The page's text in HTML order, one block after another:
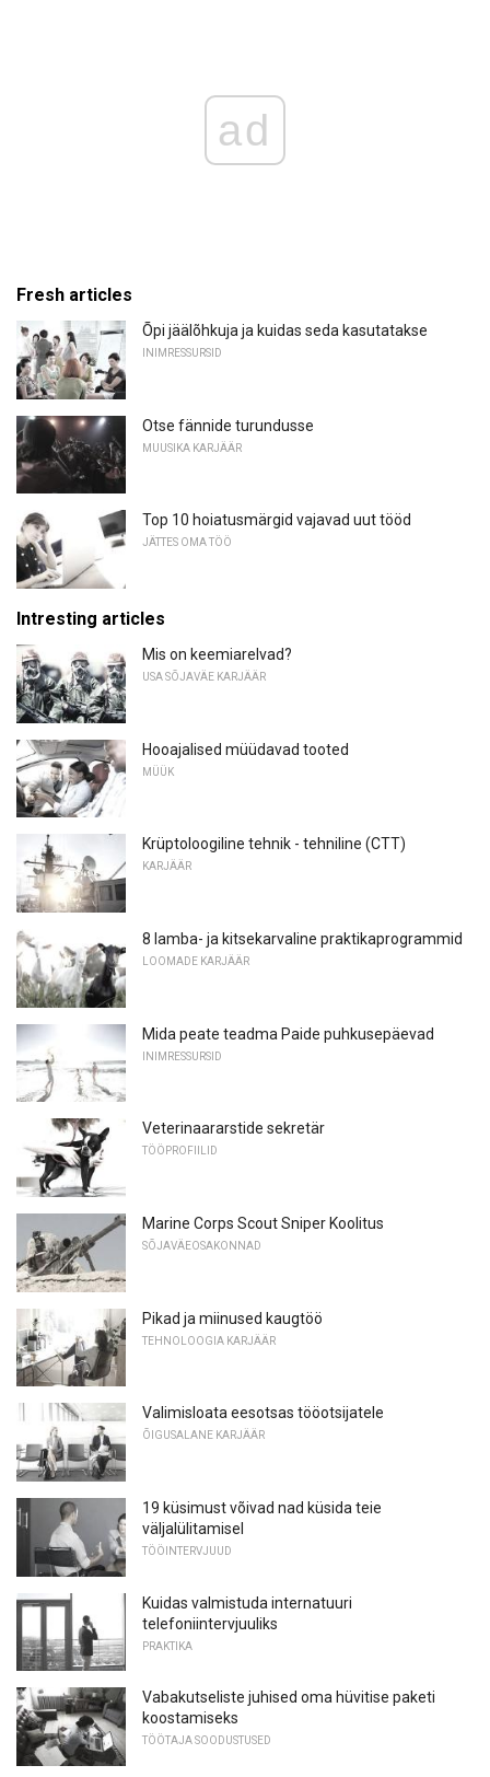
ad
Fresh articles
Õpi jäälõhkuja ja kuidas seda kasutatakse
INIMRESSURSID
Otse fännide turundusse
MUUSIKA KARJÄÄR
Top 10 hoiatusmärgid vajavad uut tööd
JÄTTES OMA TÖÖ
Intresting articles
Mis on keemiarelvad?
USA SÕJAVÄE KARJÄÄR
Hooajalised müüdavad tooted
MÜÜK
Krüptoloogiline tehnik - tehniline (CTT)
KARJÄÄR
8 lamba- ja kitsekarvaline praktikaprogrammid
LOOMADE KARJÄÄR
Mida peate teadma Paide puhkusepäevad
INIMRESSURSID
Veterinaararstide sekretär
TÖÖPROFIILID
Marine Corps Scout Sniper Koolitus
SÕJAVÄEOSAKONNAD
Pikad ja miinused kaugtöö
TEHNOLOOGIA KARJÄÄR
Valimisloata eesotsas tööotsijatele
ÕIGUSALANE KARJÄÄR
19 küsimust võivad nad küsida teie
väljalülitamisel
TÖÖINTERVJUUD
Kuidas valmistuda internatuuri
telefoniintervjuuliks
PRAKTIKA
Vabakutseliste juhised oma hüvitise paketi
koostamiseks
TÖÖTAJA SOODUSTUSED